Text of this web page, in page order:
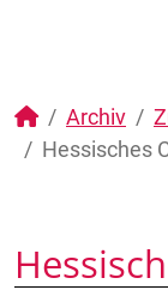
Archiv
Hessisches